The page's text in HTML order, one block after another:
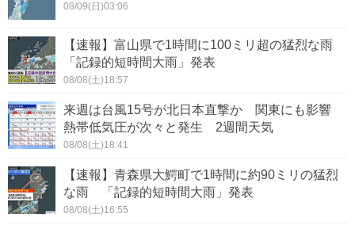
08/09(日)03:06
【速報】富山県で1時間に100ミリ超の猛烈な雨
「記録的短時間大雨」発表
08/08(土)18:57
来週は台風15号が北日本直撃か 関東にも影響
熱帯低気圧が次々と発生 2週間天気
08/08(土)18:41
【速報】青森県大鰐町で1時間に約90ミリの猛烈
な雨 「記録的短時間大雨」発表
08/08(土)16:55